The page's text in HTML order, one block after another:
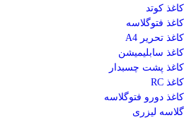
کاغذ کوتد
کاغذ فتوگلاسه
کاغذ تحریر A4
کاغذ سابلیمیشن
کاغذ پشت چسبدار
کاغذ RC
کاغذ دورو فتوگلاسه
گلاسه لیزری